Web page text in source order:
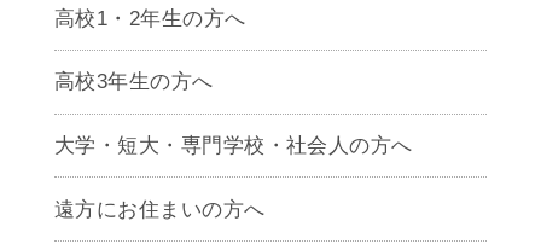
高校1・2年生の方へ
高校3年生の方へ
大学・短大・専門学校・社会人の方へ
遠方にお住まいの方へ